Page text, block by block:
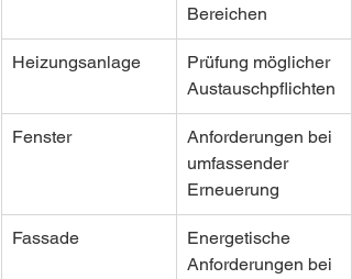
Bereichen
Heizungsanlage
Prüfung möglicher
Austauschpflichten
Fenster
Anforderungen bei
umfassender
Erneuerung
Fassade
Energetische
Anforderungen bei